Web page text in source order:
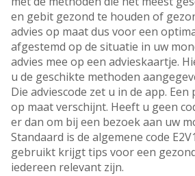
en gebit gezond te houden of
advies op maat dus voor een
afgestemd op de situatie in uw
advies mee op een advieskaartje.
u de geschikte methoden
Die adviescode zet u in de app.
op maat verschijnt. Heeft u geen
er dan om bij een bezoek aan uw
Standaard is de algemene code
gebruikt krijgt tips voor een
iedereen relevant zijn.